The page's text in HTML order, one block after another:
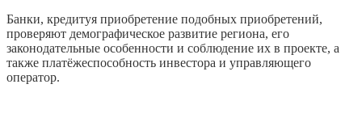
Банки, кредитуя приобретение подобных приобретений,
проверяют демографическое развитие региона, его
законодательные особенности и соблюдение их в проекте, а
также платёжеспособность инвестора и управляющего
оператор.